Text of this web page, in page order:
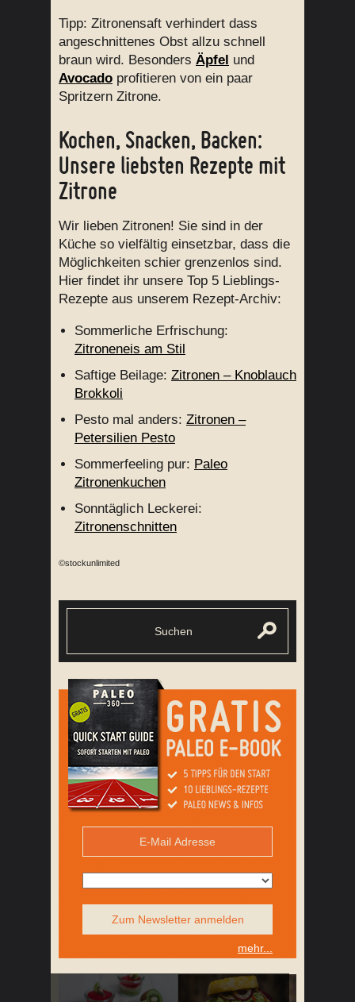
Tipp: Zitronensaft verhindert dass
angeschnittenes Obst allzu schnell
braun wird. Besonders Äpfel und
Avocado profitieren von ein paar
Spritzern Zitrone.
Kochen, Snacken, Backen:
Unsere liebsten Rezepte mit
Zitrone
Wir lieben Zitronen! Sie sind in der
Küche so vielfältig einsetzbar, dass die
Möglichkeiten schier grenzenlos sind.
Hier findet ihr unsere Top 5 Lieblings-
Rezepte aus unserem Rezept-Archiv:
Sommerliche Erfrischung:
Zitroneneis am Stil
Saftige Beilage: Zitronen – Knoblauch
Brokkoli
Pesto mal anders: Zitronen –
Petersilien Pesto
Sommerfeeling pur: Paleo
Zitronenkuchen
Sonntäglich Leckerei:
Zitronenschnitten
©stockunlimited
Zum Newsletter anmelden
mehr...